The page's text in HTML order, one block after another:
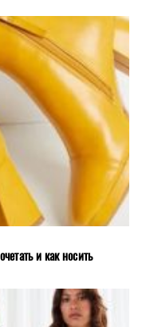
и как носить